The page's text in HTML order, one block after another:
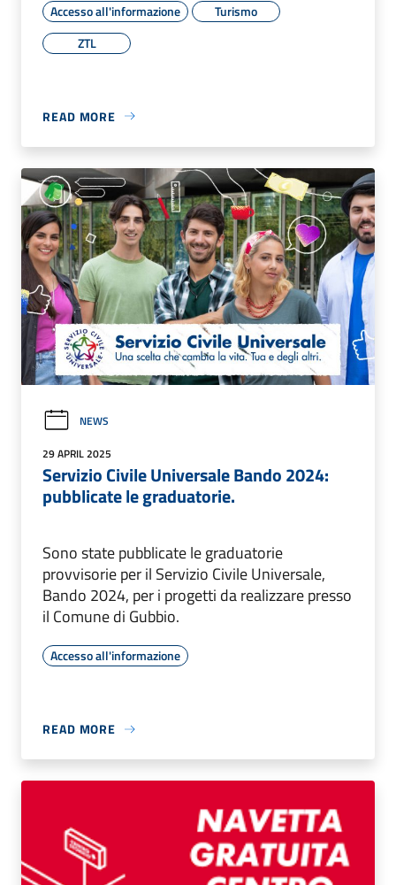
Accesso all'informazione
Turismo
ZTL
READ MORE
NEWS
29 APRIL 2025
Servizio Civile Universale Bando 2024:
pubblicate le graduatorie.
Sono state pubblicate le graduatorie
provvisorie per il Servizio Civile Universale,
Bando 2024, per i progetti da realizzare presso
il Comune di Gubbio.
Accesso all'informazione
READ MORE